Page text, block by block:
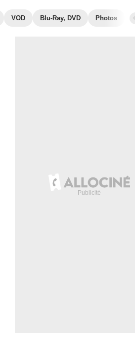
VOD Blu-Ray, DVD Photos